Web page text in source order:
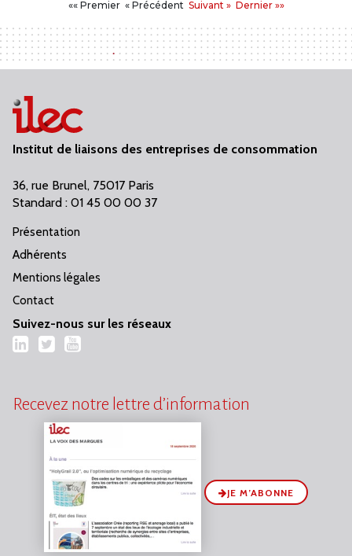
«« PremierPremier
« PrécédentPrécédent
Suivant
Suivant » Dernier
Dernier »»
Institut de liaisons des entreprises de consommation
36, rue Brunel, 75017 Paris
Standard : 01 45 00 00 37
Présentation
Adhérents
Mentions légales
Contact
Suivez-nous sur les réseaux
LinkedIn
TwitterYouTube
Recevez notre lettre d’information
JE M’ABONNE